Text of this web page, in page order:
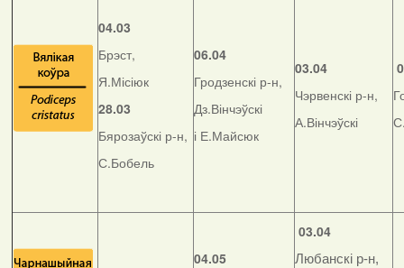
04.03
Брэст,
Я.Місіюк
28.03
Бярозаўскі р-н,
С.Бобель
06.04
Гродзенскі р-н,
Дз.Вінчэўскі
і Е.Майсюк
03.04
Чэрвенскі р-н,
А.Вінчэўскі
04.05
03.04
Любанскі р-н,